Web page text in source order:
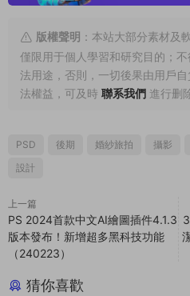
版權聲明 ：本站大部分素材及
僅限用于個人學習和研究目的；
法用途，否則，一切後果由用戶
法權益，可及時 聯系我們 進行删
PSD 後期 婚紗旅拍 攝影
設計
上一篇
PS 2024首款中文AI繪圖插件4.1.3
版本發布！新增超多黑科技功能
（240223）
猜你喜歡